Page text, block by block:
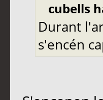
cubells
Durant
s'encén